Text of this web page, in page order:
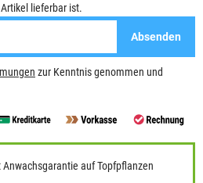
lieferbar ist.
Absenden
zur Kenntnis genommen und
auf Topfpflanzen